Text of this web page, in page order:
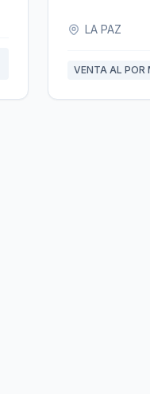
LA PAZ
VENTA AL POR